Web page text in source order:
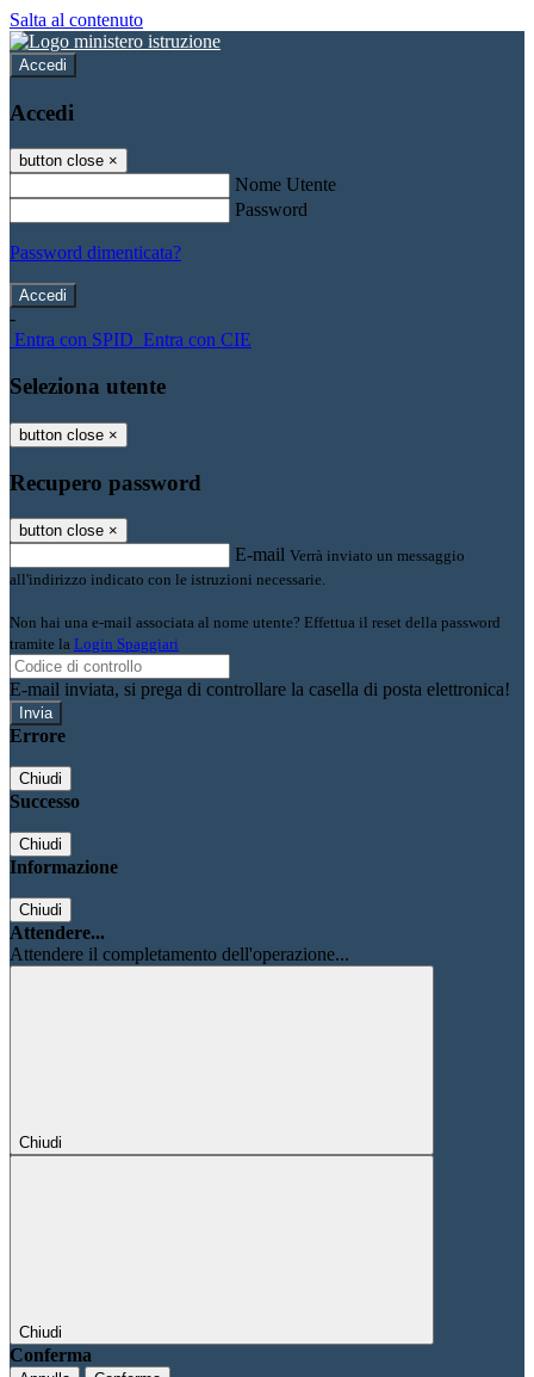
Salta al contenuto
Accedi
Accedi
button close ×
Nome Utente
Password
Password dimenticata?
-
Entra con SPID Entra con CIE
Seleziona utente
button close ×
Recupero password
button close ×
E-mail Verrà inviato un messaggio
all'indirizzo indicato con le istruzioni necessarie.
Non hai una e-mail associata al nome utente? Effettua il reset della password
tramite la Login Spaggiari
E-mail inviata, si prega di controllare la casella di posta elettronica!
Errore
Chiudi
Successo
Chiudi
Informazione
Chiudi
Attendere...
Attendere il completamento dell'operazione...
Chiudi
Chiudi
Conferma